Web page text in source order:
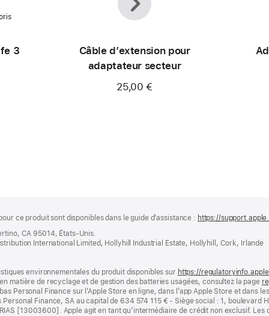
3
Câble d’extension pour
adaptateur secteur
25,00 €
ce produit sont disponibles dans le guide d’assistance : https://
CA 95014, États-Unis.
International Limited, Hollyhill Industrial Estate, Hollyhill, Cork, Irlande
environnementales du produit disponibles sur https://
matière de recyclage et de gestion des batteries usagées, consultez la page
Personal Finance sur l’Apple Store en ligne, dans l’app Apple Store et dans
Personal Finance, SA au capital de 634 574 115 € - Siège social : 1,
[13003600]. Apple agit en tant qu’intermédiaire de crédit non exclusif.